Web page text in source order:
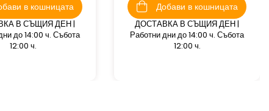
в кошницата
В СЪЩИЯ ДЕН |
до 14:00 ч. Събота
12:00 ч.
Добави в кошницата
ДОСТАВКА В СЪЩИЯ ДЕН |
Работни дни до 14:00 ч. Събота
12:00 ч.